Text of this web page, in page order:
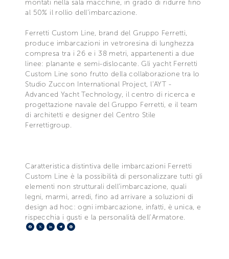
montati nella sala macchine, in grado di ridurre fino
al 50% il rollio dell’imbarcazione.
Ferretti Custom Line, brand del Gruppo Ferretti,
produce imbarcazioni in vetroresina di lunghezza
compresa tra i 26 e i 38 metri, appartenenti a due
linee: planante e semi-dislocante. Gli yacht Ferretti
Custom Line sono frutto della collaborazione tra lo
Studio Zuccon International Project, l’AYT -
Advanced Yacht Technology, il centro di ricerca e
progettazione navale del Gruppo Ferretti, e il team
di architetti e designer del Centro Stile
Ferrettigroup.
Caratteristica distintiva delle imbarcazioni Ferretti
Custom Line è la possibilità di personalizzare tutti gli
elementi non strutturali dell’imbarcazione, quali
legni, marmi, arredi, fino ad arrivare a soluzioni di
design ad hoc: ogni imbarcazione, infatti, è unica, e
rispecchia i gusti e la personalità dell’Armatore.
Facebook
X LinkedIn
Telegram